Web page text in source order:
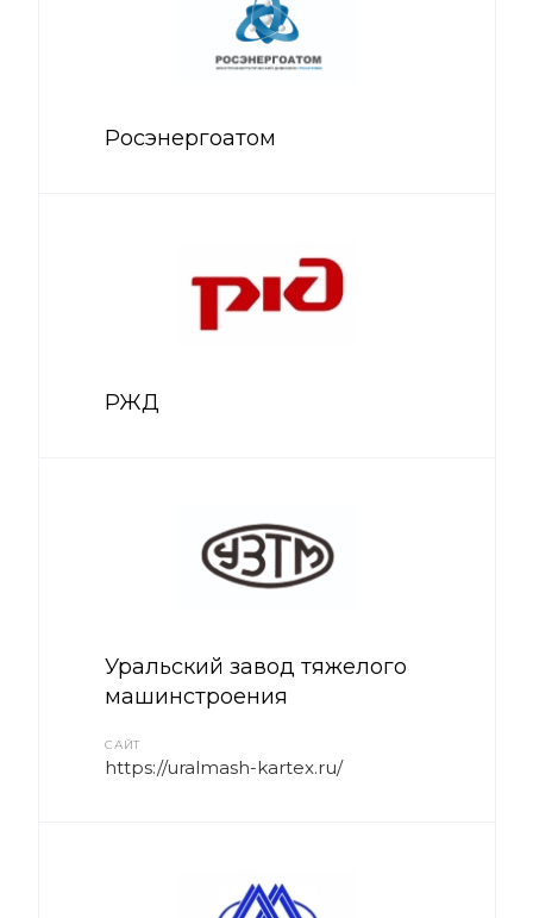
Росэнергоатом
РЖД
Уральский завод тяжелого
машинстроения
САЙТ
https://uralmash-kartex.ru/